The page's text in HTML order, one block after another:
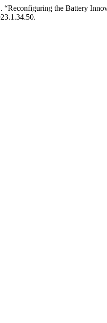
“Reconfiguring the Battery